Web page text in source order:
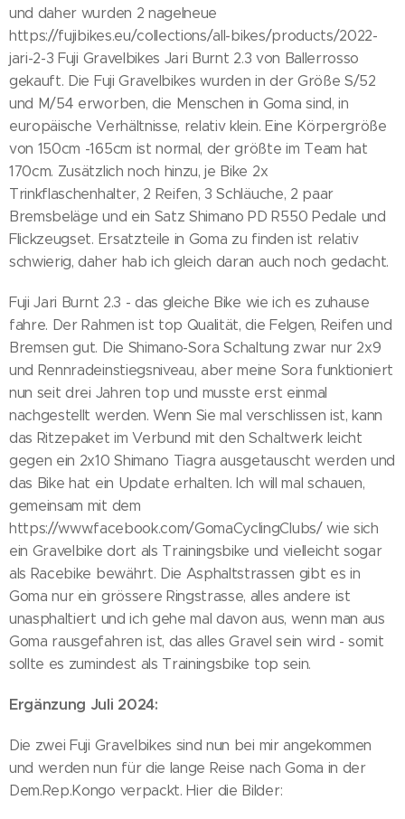
und daher wurden 2 nagelneue
https://fujibikes.eu/collections/all-bikes/products/2022-
jari-2-3 Fuji Gravelbikes Jari Burnt 2.3 von Ballerrosso
gekauft. Die Fuji Gravelbikes wurden in der Größe S/52
und M/54 erworben, die Menschen in Goma sind, in
europäische Verhältnisse, relativ klein. Eine Körpergröße
von 150cm -165cm ist normal, der größte im Team hat
170cm. Zusätzlich noch hinzu, je Bike 2x
Trinkflaschenhalter, 2 Reifen, 3 Schläuche, 2 paar
Bremsbeläge und ein Satz Shimano PD R550 Pedale und
Flickzeugset. Ersatzteile in Goma zu finden ist relativ
schwierig, daher hab ich gleich daran auch noch gedacht.
Fuji Jari Burnt 2.3 - das gleiche Bike wie ich es zuhause
fahre. Der Rahmen ist top Qualität, die Felgen, Reifen und
Bremsen gut. Die Shimano-Sora Schaltung zwar nur 2x9
und Rennradeinstiegsniveau, aber meine Sora funktioniert
nun seit drei Jahren top und musste erst einmal
nachgestellt werden. Wenn Sie mal verschlissen ist, kann
das Ritzepaket im Verbund mit den Schaltwerk leicht
gegen ein 2x10 Shimano Tiagra ausgetauscht werden und
das Bike hat ein Update erhalten. Ich will mal schauen,
gemeinsam mit dem
https://www.facebook.com/GomaCyclingClubs/ wie sich
ein Gravelbike dort als Trainingsbike und vielleicht sogar
als Racebike bewährt. Die Asphaltstrassen gibt es in
Goma nur ein grössere Ringstrasse, alles andere ist
unasphaltiert und ich gehe mal davon aus, wenn man aus
Goma rausgefahren ist, das alles Gravel sein wird - somit
sollte es zumindest als Trainingsbike top sein.
Ergänzung Juli 2024:
Die zwei Fuji Gravelbikes sind nun bei mir angekommen
und werden nun für die lange Reise nach Goma in der
Dem.Rep.Kongo verpackt. Hier die Bilder: